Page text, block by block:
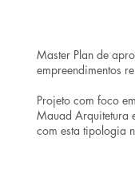
Master Plan de
empreendimentos
Projeto com foco
Mauad Arquitetura
com esta tipologia